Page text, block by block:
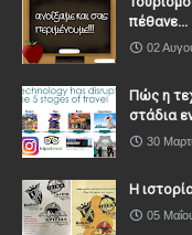
πέθανε...
02
Πώς η
στάδια
30
Η
05